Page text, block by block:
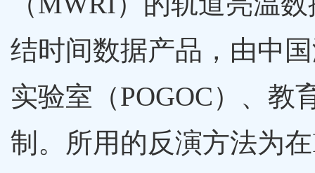
结时间数据产品，由中
实验室（POGOC）、教
制。所用的反演方法为在